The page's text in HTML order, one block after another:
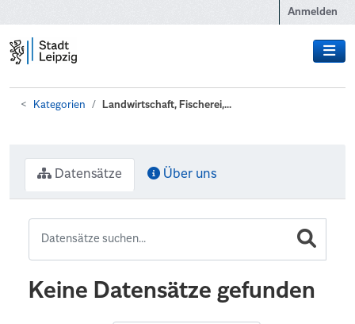
Anmelden
Kategorien Landwirtschaft, Fischerei,...
Datensätze Über uns
Keine Datensätze gefunden